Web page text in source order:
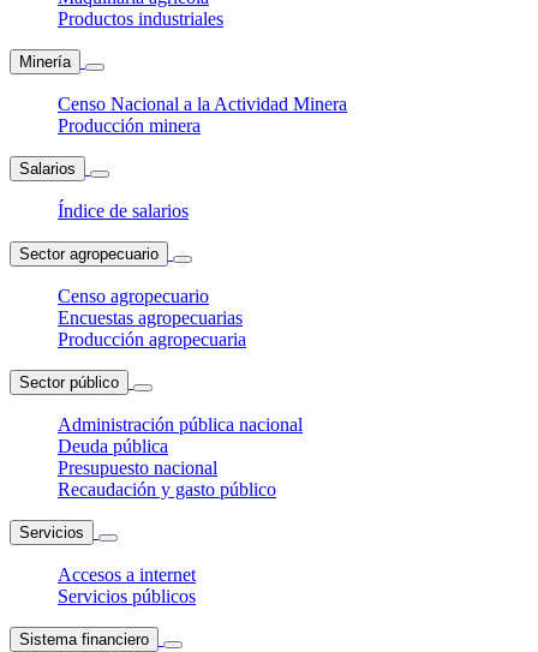
Productos industriales
Minería
Censo Nacional a la Actividad Minera
Producción minera
Salarios
Índice de salarios
Sector agropecuario
Censo agropecuario
Encuestas agropecuarias
Producción agropecuaria
Sector público
Administración pública nacional
Deuda pública
Presupuesto nacional
Recaudación y gasto público
Servicios
Accesos a internet
Servicios públicos
Sistema financiero